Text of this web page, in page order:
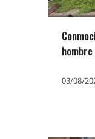
hombre de
03/08/